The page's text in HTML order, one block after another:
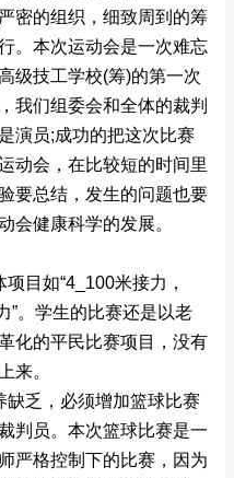
密的组织，细致周到的筹
。本次运动会是一次难忘
级技工学校(筹)的第一次
我们组委会和全体的裁判
演员;成功的把这次比赛
动会，在比较短的时间里
要总结，发生的问题也要
会健康科学的发展。
目如“4_100米接力，
”。学生的比赛还是以老
化的平民比赛项目，没有
来。
缺乏，必须增加篮球比赛
判员。本次篮球比赛是一
严格控制下的比赛，因为